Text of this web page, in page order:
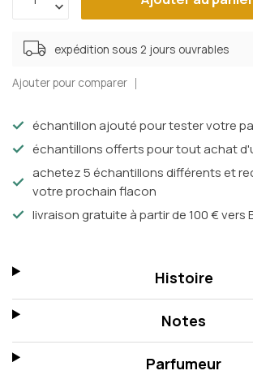
expédition sous 2 jours ouvrables
Ajouter pour comparer
échantillon ajouté pour tester votre
échantillons offerts pour tout achat
achetez 5 échantillons différents et
votre prochain flacon
livraison gratuite à partir de 100 € vers
Histoire
Notes
Parfumeur